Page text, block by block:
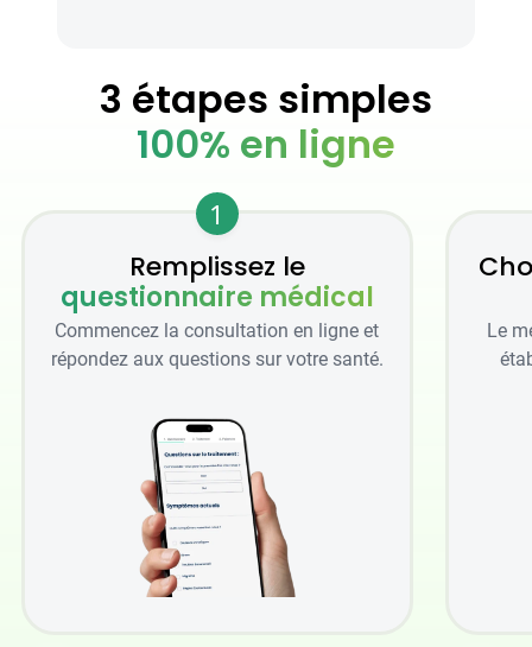
3 étapes simples
100% en ligne
1
Remplissez le
questionnaire médical
Commencez la consultation en ligne et
répondez aux questions sur votre santé.
Le